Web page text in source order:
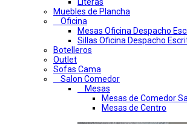
Literas
Muebles de Plancha
Oficina
Mesas Oficina Despacho
Sillas Oficina Despacho
Botelleros
Outlet
Sofas Cama
Salon Comedor
Mesas
Mesas de Comedor
Mesas de Centro